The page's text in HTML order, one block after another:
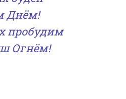
Днём!
пробудим
Огнём!